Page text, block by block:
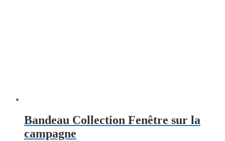
Bandeau Collection Fenêtre sur la
campagne